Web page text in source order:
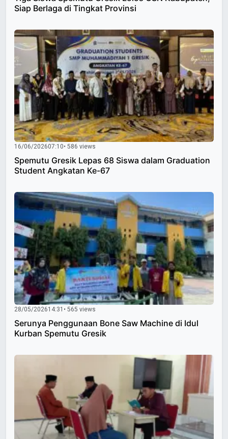
Siap Berlaga di Tingkat Provinsi
16/06/202607:10• 586 views
Spemutu Gresik Lepas 68 Siswa dalam Graduation
Student Angkatan Ke-67
28/05/202614:31 • 565 views
Serunya Penggunaan Bone Saw Machine di Idul
Kurban Spemutu Gresik